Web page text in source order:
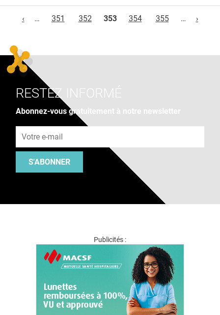
‹
… 351 352 353 354 355 … ›
RESTEZ INFORMÉ
Abonnez-vous gratuitement à notre newsletter
S'ABONNER
Publicités :